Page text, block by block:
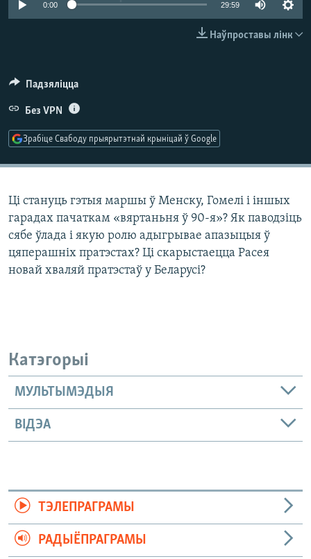
КУЛЬТУРА
МОВА0:00 29:59
Наўпроставы лінк
Падзяліцца
Без VPN
Зрабіце Свабоду прыярытэтнай крыніцай ў Google
Ці стануць гэтыя маршы ў Менску, Гомелі і іншых
гарадах пачаткам «вяртаньня ў 90-я»? Як паводзіць
сябе ўлада і якую ролю адыгрывае апазыцыя ў
цяперашніх пратэстах? Ці скарыстаецца Расея
новай хваляй пратэстаў у Беларусі?
Катэгорыі
МУЛЬТЫМЭДЫЯ
ВІДЭА
ТЭЛЕПРАГРАМЫ
РАДЫЁПРАГРАМЫ